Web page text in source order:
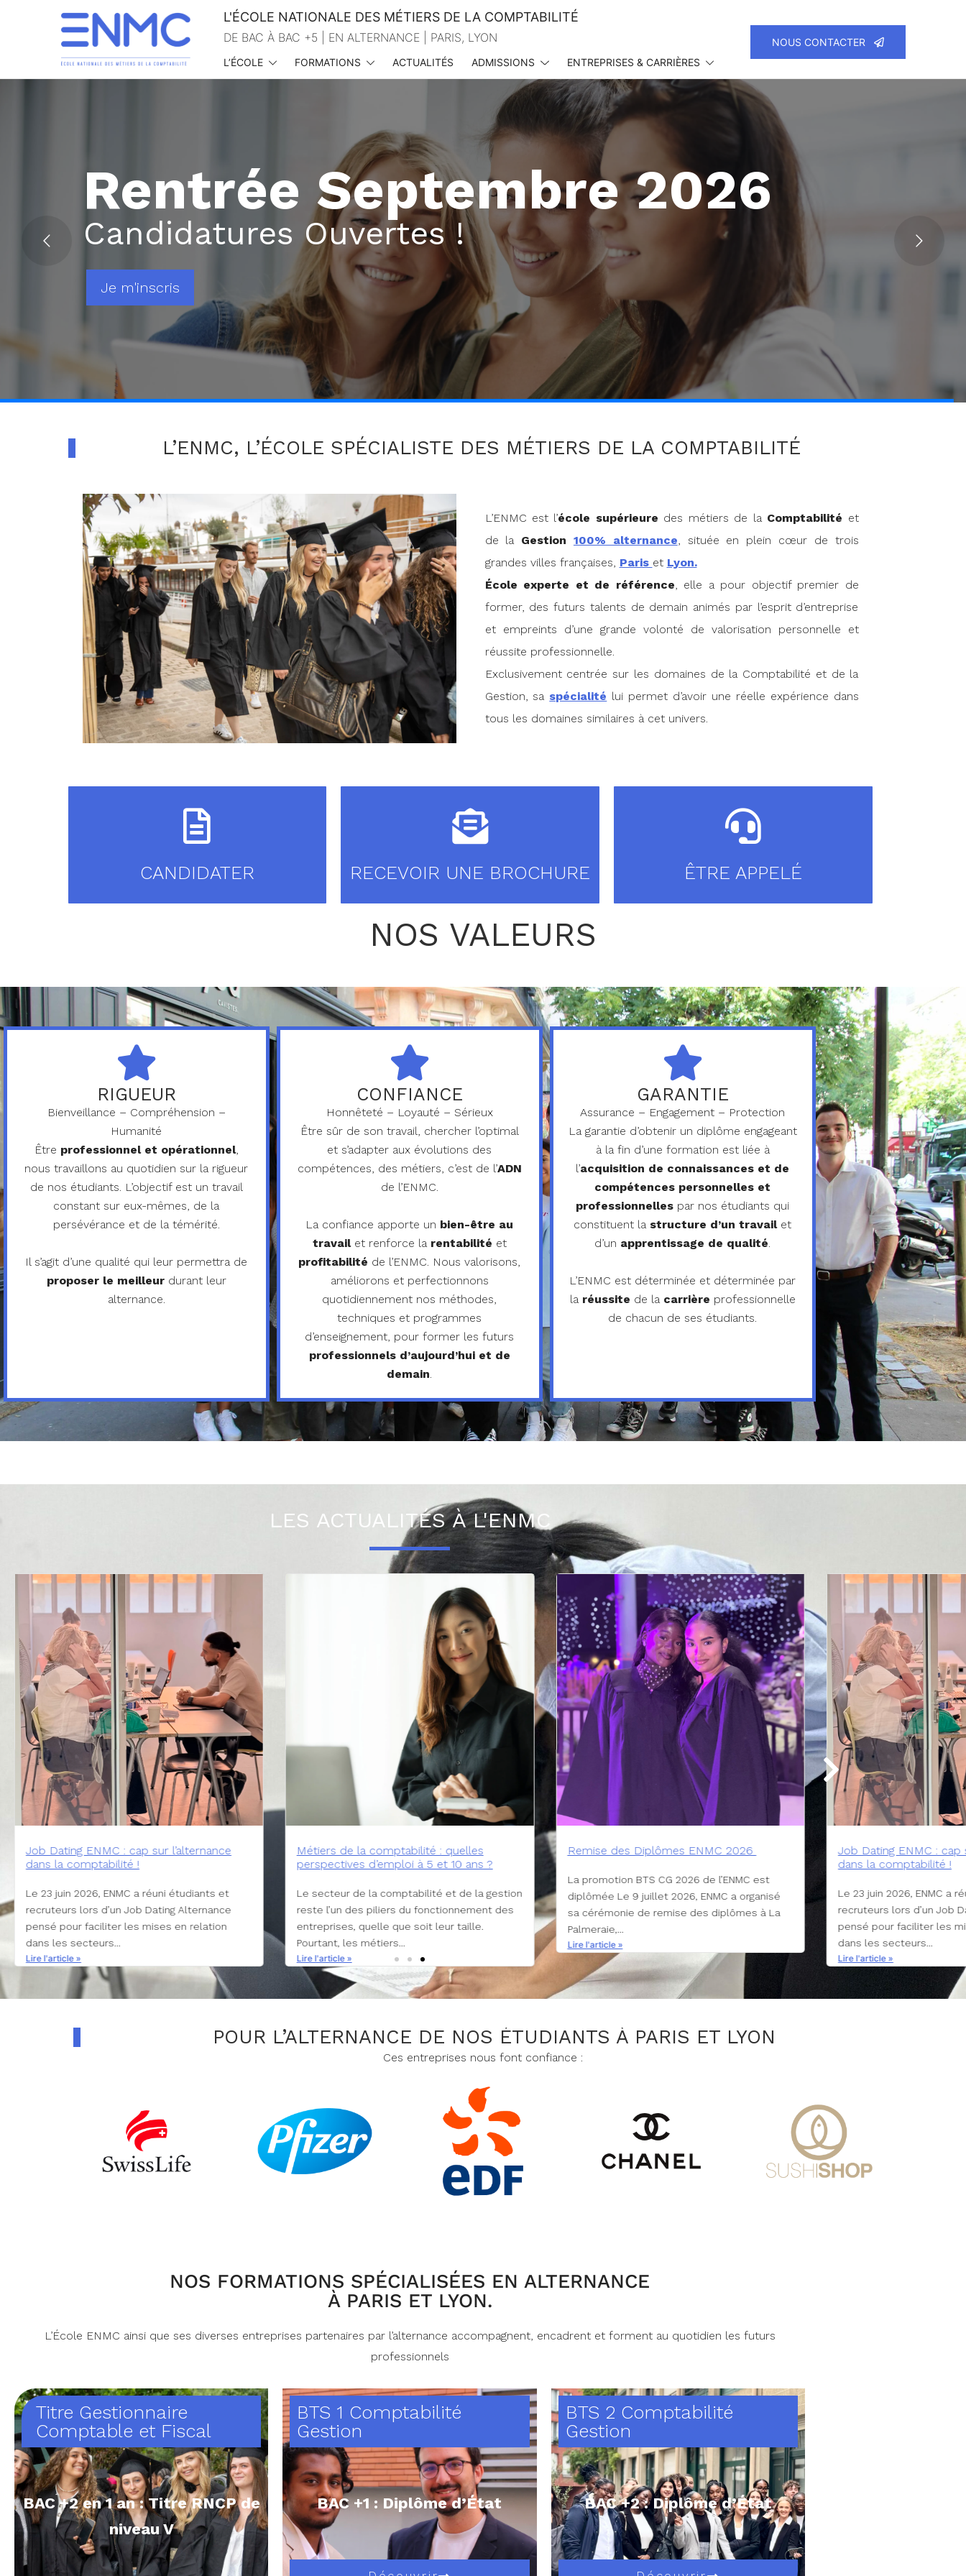
École nationale des métiers de la comptabilité
L'ÉCOLE NATIONALE DES MÉTIERS DE LA COMPTABILITÉ
DE BAC À BAC +5 | EN ALTERNANCE | PARIS, LYON
L’ÉCOLE FORMATIONS ACTUALITÉS ADMISSIONS ENTREPRISES & CARRIÈRES
NOUS CONTACTER
Rentrée Septembre 2026
Inscriptions Ouvertes 2026
Paris | Lyon
L’ENMC, L’ÉCOLE SPÉCIALISTE DES MÉTIERS DE LA COMPTABILITÉ
L’ENMC est l’école supérieure des métiers de la Comptabilité et
de la Gestion 100% alternance, située en plein cœur de trois
grandes villes françaises, Paris et Lyon.
École experte et de référence, elle a pour objectif premier de
former, des futurs talents de demain animés par l’esprit d’entreprise
et empreints d’une grande volonté de valorisation personnelle et
réussite professionnelle.
Exclusivement centrée sur les domaines de la Comptabilité et de la
Gestion, sa spécialité lui permet d’avoir une réelle expérience dans
tous les domaines similaires à cet univers.
CANDIDATER RECEVOIR UNE BROCHURE ÊTRE APPELÉ
NOS VALEURS
RIGUEUR
Bienveillance – Compréhension –
Humanité
Être professionnel et opérationnel,
nous travaillons au quotidien sur la rigueur
de nos étudiants. L’objectif est un travail
constant sur eux-mêmes, de la
persévérance et de la témérité.
Il s’agit d’une qualité qui leur permettra de
proposer le meilleurdurant leur
alternance.
CONFIANCE
Honnêteté – Loyauté – Sérieux
Être sûr de son travail, chercher l’optimal
et s’adapter aux évolutions des
compétences, des métiers, c’est de l’ADN
de l’ENMC.
La confiance apporte un bien-être au
travailet renforce la rentabilité et
profitabilité de l’ENMC. Nous valorisons,
améliorons et perfectionnons
quotidiennement nos méthodes,
techniques et programmes
d’enseignement, pour former les futurs
professionnels d’aujourd’hui et de
demain
GARANTIE
Assurance – Engagement – Protection
La garantie d’obtenir un diplôme engageant
à la fin d’une formation est liée à
l’acquisition de connaissances et de
compétences personnelles et
professionnelles par nos étudiants qui
constituent la structure d’un travailet
d’un apprentissage de qualité
L’ENMC est déterminée et déterminée par
la réussite de la carrière professionnelle
de chacun de ses étudiants.
LES ACTUALITÉS À L'ENMC
Métiers de la comptabilité : quelles
perspectives d’emploi à 5 et 10 ans ?
Le secteur de la comptabilité et de la gestion
reste l’un des piliers du fonctionnement des
entreprises, quelle que soit leur taille.
Pourtant, les métiers...
Lire l'article »
Remise des Diplômes ENMC 2026
diplômée Le 9 juillet 2026, ENMC a organisé
sa cérémonie de remise des diplômes à La
Palmeraie,...
Lire l'article »
Job Dating ENMC : cap sur l’alternance
Le 23 juin 2026, ENMC a réuni étudiants et
recruteurs lors d’un Job Dating Alternance
pensé pour faciliter les mises en relation
dans les secteurs...
Lire l'article »
POUR L’ALTERNANCE DE NOS ÉTUDIANTS À PARIS ET LYON
Ces entreprises nous font confiance :
NOS FORMATIONS SPÉCIALISÉES EN ALTERNANCE
À PARIS ET LYON.
L’École ENMC ainsi que ses diverses entreprises partenaires par l’alternance accompagnent, encadrent et forment au quotidien les futurs
professionnels
Titre Gestionnaire
Comptable et Fiscal
BAC +2 en 1 an : Titre RNCP de
niveau V
BTS 1 Comptabilité
Gestion
BAC +1 : Diplôme d’État
BTS 2 Comptabilité
Gestion
BAC +2 : Diplôme d’État